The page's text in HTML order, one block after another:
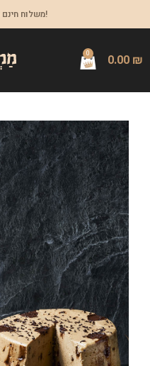
משלוח חינם בקניה מעל 200₪!
0 0.00 ₪